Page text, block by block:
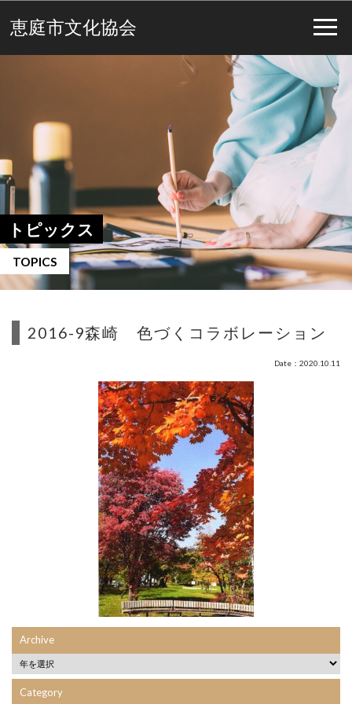
恵庭市文化協会
トピックス
TOPICS
2016-9森崎 色づくコラボレーション
Date：2020.10.11
Archive
Category